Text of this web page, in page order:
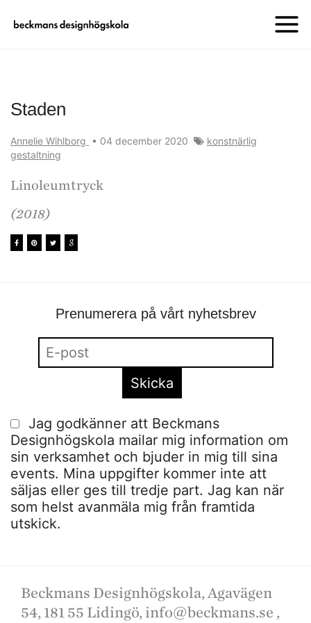
Staden
Annelie Wihlborg • 04 december 2020
konstnärlig
gestaltning
Linoleumtryck
(2018)
Prenumerera på vårt nyhetsbrev
Jag godkänner att Beckmans
Designhögskola mailar mig information om
sin verksamhet och bjuder in mig till sina
events. Mina uppgifter kommer inte att
säljas eller ges till tredje part. Jag kan när
som helst avanmäla mig från framtida
utskick.
Beckmans Designhögskola, Agavägen
54, 181 55 Lidingö, info@beckmans.se ,